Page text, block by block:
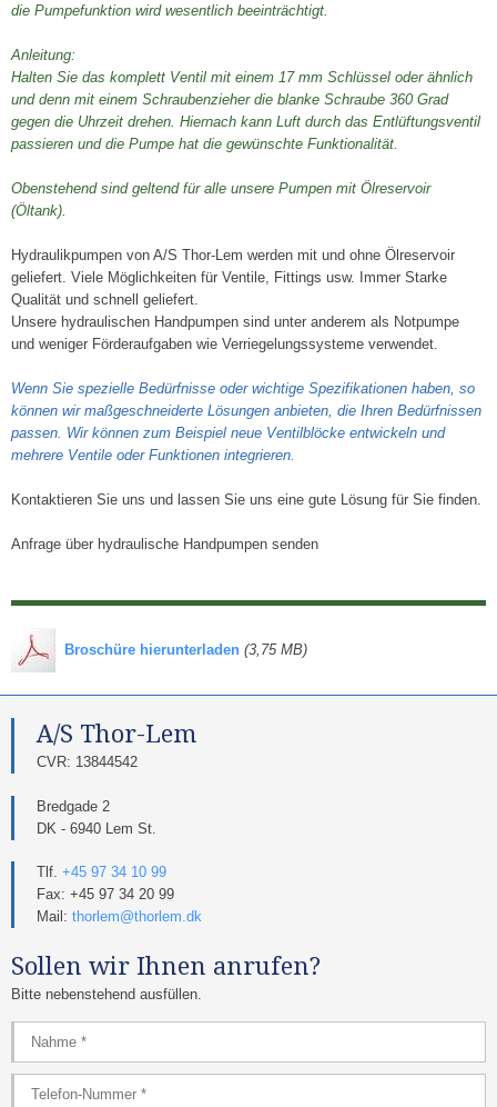
die Pumpefunktion wird wesentlich beeinträchtigt.
​Anleitung:
Halten Sie das komplett Ventil mit einem 17 mm Schlüssel oder ähnlich
und denn mit einem Schraubenzieher die blanke Schraube 360 Grad
gegen die Uhrzeit drehen. Hiernach kann Luft durch das Entlüftungsventil
passieren und die Pumpe hat die gewünschte Funktionalität.
Obenstehend sind geltend für alle unsere Pumpen mit Ölreservoir
(Öltank).
Hydraulikpumpen von A/S Thor-Lem werden mit und ohne Ölreservoir
geliefert. Viele Möglichkeiten für Ventile, Fittings usw. Immer Starke
Qualität und schnell geliefert.
Unsere hydraulischen Handpumpen sind unter anderem als Notpumpe
und weniger Förderaufgaben wie Verriegelungssysteme verwendet.
Wenn Sie spezielle Bedürfnisse oder wichtige Spezifikationen haben, so
können wir maßgeschneiderte Lösungen anbieten, die Ihren Bedürfnissen
passen. Wir können zum Beispiel neue Ventilblöcke entwickeln und
mehrere Ventile oder Funktionen integrieren.
Kontaktieren Sie uns und lassen Sie uns eine gute Lösung für Sie finden.
​Anfrage über hydraulische Handpumpen senden
Broschüre hierunterladen (3,75 MB)
A/S Thor-Lem​
​CVR: 13844542​
Bredgade 2
DK - 6940 Lem St.
Tlf. +45 97 34 10 99
Fax: +45 97 34 20 99
Mail: thorlem@thorlem.dk
Sollen wir Ihnen anrufen?
Bitte nebenstehend ausfüllen.​